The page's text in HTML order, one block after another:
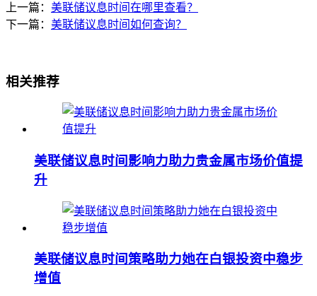
上一篇： 美联储议息时间在哪里查看？
下一篇： 美联储议息时间如何查询？
相关推荐
美联储议息时间影响力助力贵金属市场价值提
升
美联储议息时间策略助力她在白银投资中稳步
增值